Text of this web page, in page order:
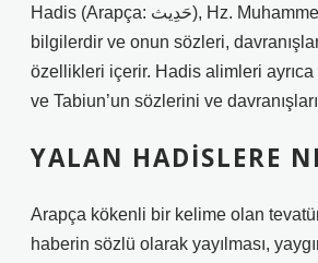
Hadis (Arapça: حَدِيث), Hz. Muhammed’e atfedilen
bilgilerdir ve onun sözleri,
özellikleri içerir. Hadis alimleri
ve Tabiun’un sözlerini ve
YALAN HADISLERE
Arapça kökenli bir kelime olan
haberin sözlü olarak yayılması,